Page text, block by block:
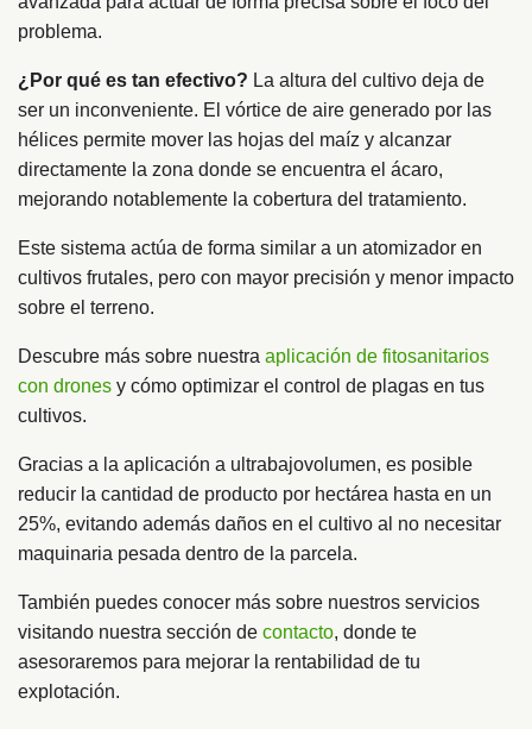
problema.
¿Por qué es tan efectivo? La altura del cultivo deja de
ser un inconveniente. El vórtice de aire generado por las
hélices permite mover las hojas del maíz y alcanzar
directamente la zona donde se encuentra el ácaro,
mejorando notablemente la cobertura del tratamiento.
Este sistema actúa de forma similar a un atomizador en
cultivos frutales, pero con mayor precisión y menor impacto
sobre el terreno.
Descubre más sobre nuestra aplicación de fitosanitarios
con drones y cómo optimizar el control de plagas en tus
cultivos.
Gracias a la aplicación a ultrabajovolumen, es posible
reducir la cantidad de producto por hectárea hasta en un
25%, evitando además daños en el cultivo al no necesitar
maquinaria pesada dentro de la parcela.
También puedes conocer más sobre nuestros servicios
visitando nuestra sección de contacto, donde te
asesoraremos para mejorar la rentabilidad de tu
explotación.